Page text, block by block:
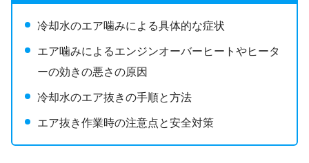
冷却水のエア噛みによる具体的な症状
エア噛みによるエンジンオーバーヒートやヒータ
ーの効きの悪さの原因
冷却水のエア抜きの手順と方法
エア抜き作業時の注意点と安全対策